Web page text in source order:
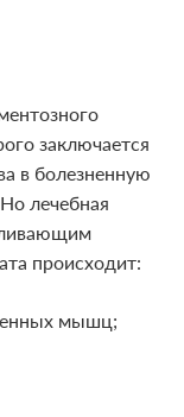
заключается
в болезненную
лечебная
происходит:
мышц;